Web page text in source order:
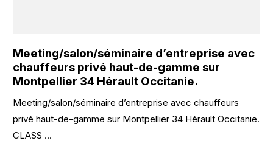
Meeting/salon/séminaire d’entreprise avec
chauffeurs privé haut-de-gamme sur
Montpellier 34 Hérault Occitanie.
Meeting/salon/séminaire d’entreprise avec chauffeurs
privé haut-de-gamme sur Montpellier 34 Hérault Occitanie.
CLASS ...